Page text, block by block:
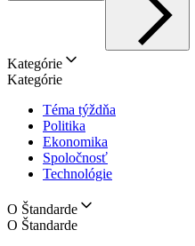
Kategórie
Kategórie
Téma týždňa
Politika
Ekonomika
Spoločnosť
Technológie
O Štandarde
O Štandarde